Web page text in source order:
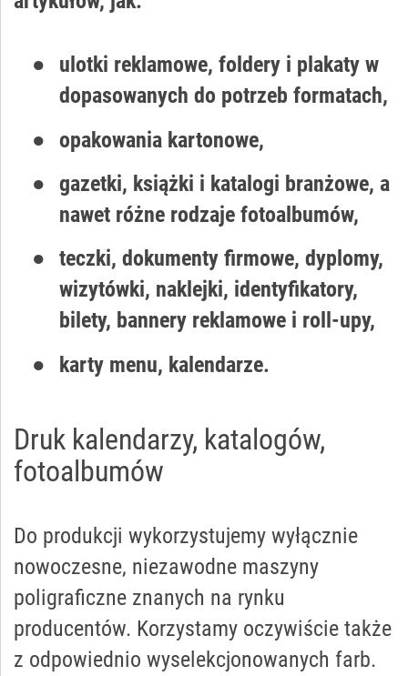
ulotki reklamowe, foldery i plakaty w
dopasowanych do potrzeb formatach,
opakowania kartonowe,
gazetki, książki i katalogi branżowe, a
nawet różne rodzaje fotoalbumów,
teczki, dokumenty firmowe, dyplomy,
wizytówki, naklejki, identyfikatory,
bilety, bannery reklamowe i roll-upy,
karty menu, kalendarze.
Druk kalendarzy, katalogów,
fotoalbumów
Do produkcji wykorzystujemy wyłącznie
nowoczesne, niezawodne maszyny
poligraficzne znanych na rynku
producentów. Korzystamy oczywiście także
z odpowiednio wyselekcjonowanych farb.